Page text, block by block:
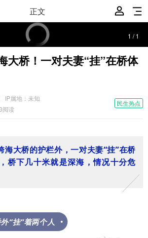
正文
1 /1
大桥！一对夫妻“挂”在桥体
民生热点
IP属地： 未知
阅读
海大桥的护栏外，一对夫妻“挂”在桥
桥下几十米就是深海，情况十分危
“挂”着两个人